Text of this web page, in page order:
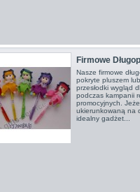
Firmowe
Nasze firmowe
pokryte pluszem
przesłodki wygląd
podczas kampanii
promocyjnych.
ukierunkowaną na
idealny gadżet...